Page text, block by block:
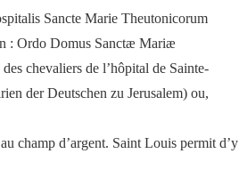
Sancte Marie Theutonicorum
: Ordo Domus Sanctæ Mariæ
chevaliers de l’hôpital de Sainte-
der Deutschen zu Jerusalem) ou,
champ d’argent. Saint Louis permit d’y